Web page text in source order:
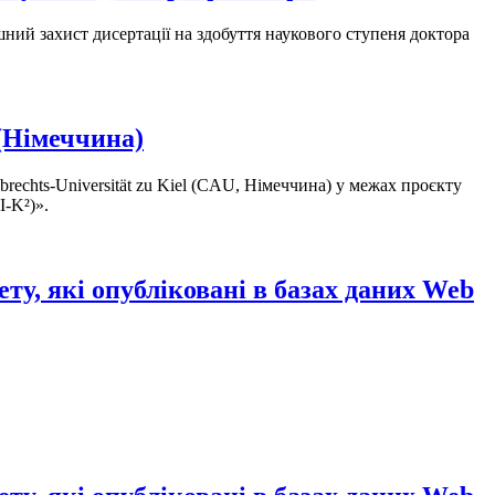
захист дисертації на здобуття наукового ступеня доктора
Universität zu Kiel (CAU, Німеччина) у межах проєкту
K²)».
які опубліковані в базах даних Web